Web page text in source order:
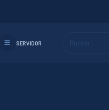
Buscar...
SERVIDOR